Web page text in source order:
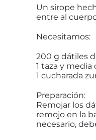
Un sirope
entre al
Necesitamos:
200 g dátiles
1 taza y media
1 cucharada
Preparación:
Remojar los
remojo en la
necesario,